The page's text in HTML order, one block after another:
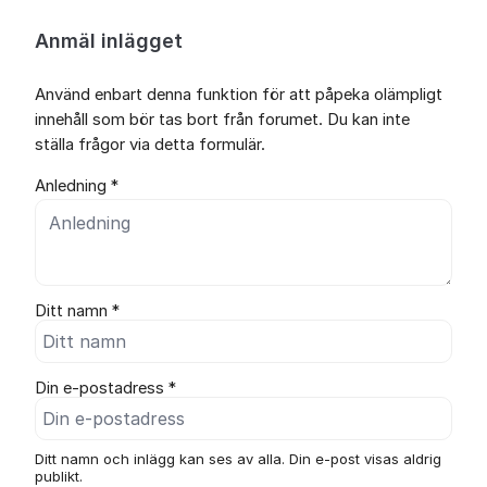
Anmäl inlägget
Använd enbart denna funktion för att påpeka olämpligt
innehåll som bör tas bort från forumet. Du kan inte
ställa frågor via detta formulär.
Anledning *
Ditt namn *
Din e-postadress *
Ditt namn och inlägg kan ses av alla. Din e-post visas aldrig
publikt.